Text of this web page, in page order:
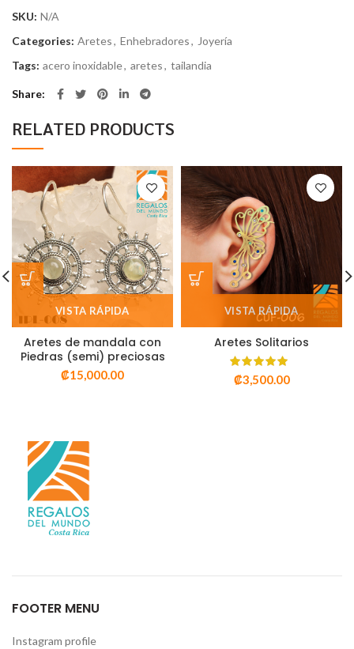
SKU: N/A
Categories: Aretes, Enhebradores, Joyería
Tags: acero inoxidable, aretes, tailandia
Share
RELATED PRODUCTS
VISTA RÁPIDA
Aretes de mandala con
Piedras (semi) preciosas
₡15,000.00
VISTA RÁPIDA
Aretes Solitarios
₡3,500.00
FOOTER MENU
Instagram profile